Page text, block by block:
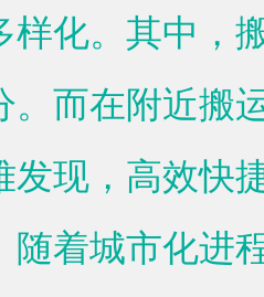
样化。其中，
。而在附近搬
发现，高效快
随着城市化进